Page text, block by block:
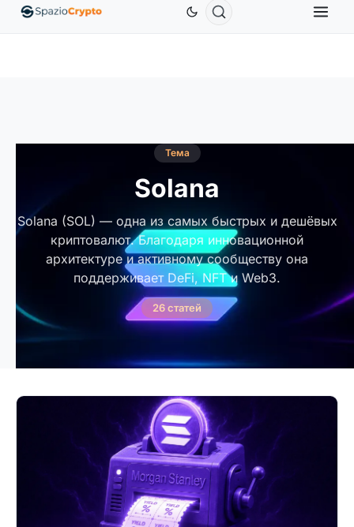
EthereumETH1 880,58 $ Tether USDT0,9991 $ BNBBNB
Тема
Solana
Solana (SOL) — одна из самых быстрых и дешёвых
криптовалют. Благодаря инновационной
архитектуре и активному сообществу она
поддерживает DeFi, NFT и Web3.
26 статей